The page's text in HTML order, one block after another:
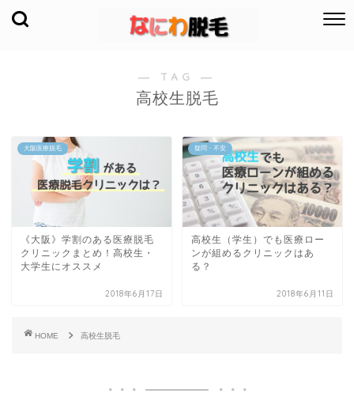
― TAG ―
高校生脱毛
大阪医療脱毛
《大阪》学割のある医療脱毛
クリニックまとめ！高校生・
大学生にオススメ
2018年6月17日
疑問・不安
高校生（学生）でも医療ロー
ンが組めるクリニックはあ
る？
2018年6月11日
HOME 高校生脱毛